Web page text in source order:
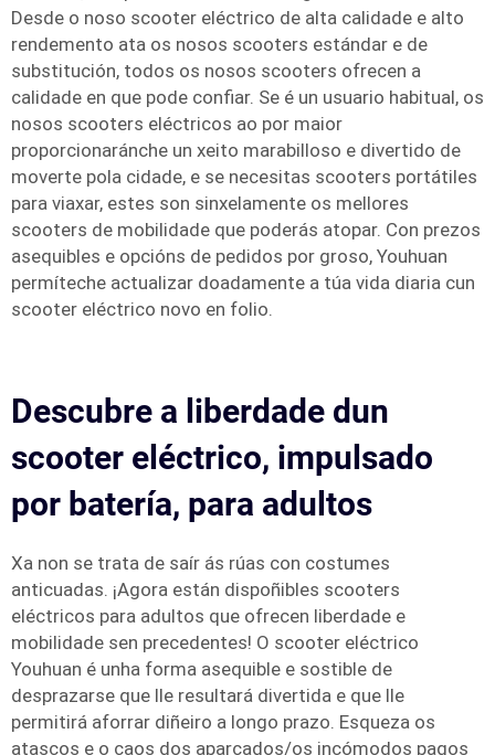
Desde o noso scooter eléctrico de alta calidade e alto
rendemento ata os nosos scooters estándar e de
substitución, todos os nosos scooters ofrecen a
calidade en que pode confiar. Se é un usuario habitual, os
nosos scooters eléctricos ao por maior
proporcionaránche un xeito marabilloso e divertido de
moverte pola cidade, e se necesitas scooters portátiles
para viaxar, estes son sinxelamente os mellores
scooters de mobilidade que poderás atopar. Con prezos
asequibles e opcións de pedidos por groso, Youhuan
permíteche actualizar doadamente a túa vida diaria cun
scooter eléctrico novo en folio.
Descubre a liberdade dun
scooter eléctrico, impulsado
por batería, para adultos
Xa non se trata de saír ás rúas con costumes
anticuadas. ¡Agora están dispoñibles scooters
eléctricos para adultos que ofrecen liberdade e
mobilidade sen precedentes! O scooter eléctrico
Youhuan é unha forma asequible e sostible de
desprazarse que lle resultará divertida e que lle
permitirá aforrar diñeiro a longo prazo. Esqueza os
atascos e o caos dos aparcados/os incómodos pagos